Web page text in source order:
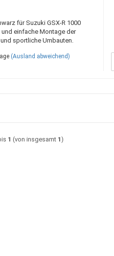
für Suzuki GSX-R 1000
einfache Montage der
sportliche Umbauten.
(Ausland abweichend)
1 (von insgesamt 1)